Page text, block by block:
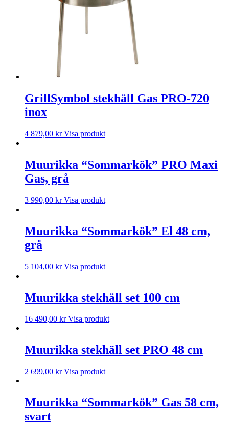
GrillSymbol stekhäll Gas PRO-720
inox
4 879,00 kr Visa produkt
Muurikka “Sommarkök” PRO Maxi
Gas, grå
3 990,00 kr Visa produkt
Muurikka “Sommarkök” El 48 cm,
grå
5 104,00 kr Visa produkt
Muurikka stekhäll set 100 cm
16 490,00 kr Visa produkt
Muurikka stekhäll set PRO 48 cm
2 699,00 kr Visa produkt
Muurikka “Sommarkök” Gas 58 cm,
svart